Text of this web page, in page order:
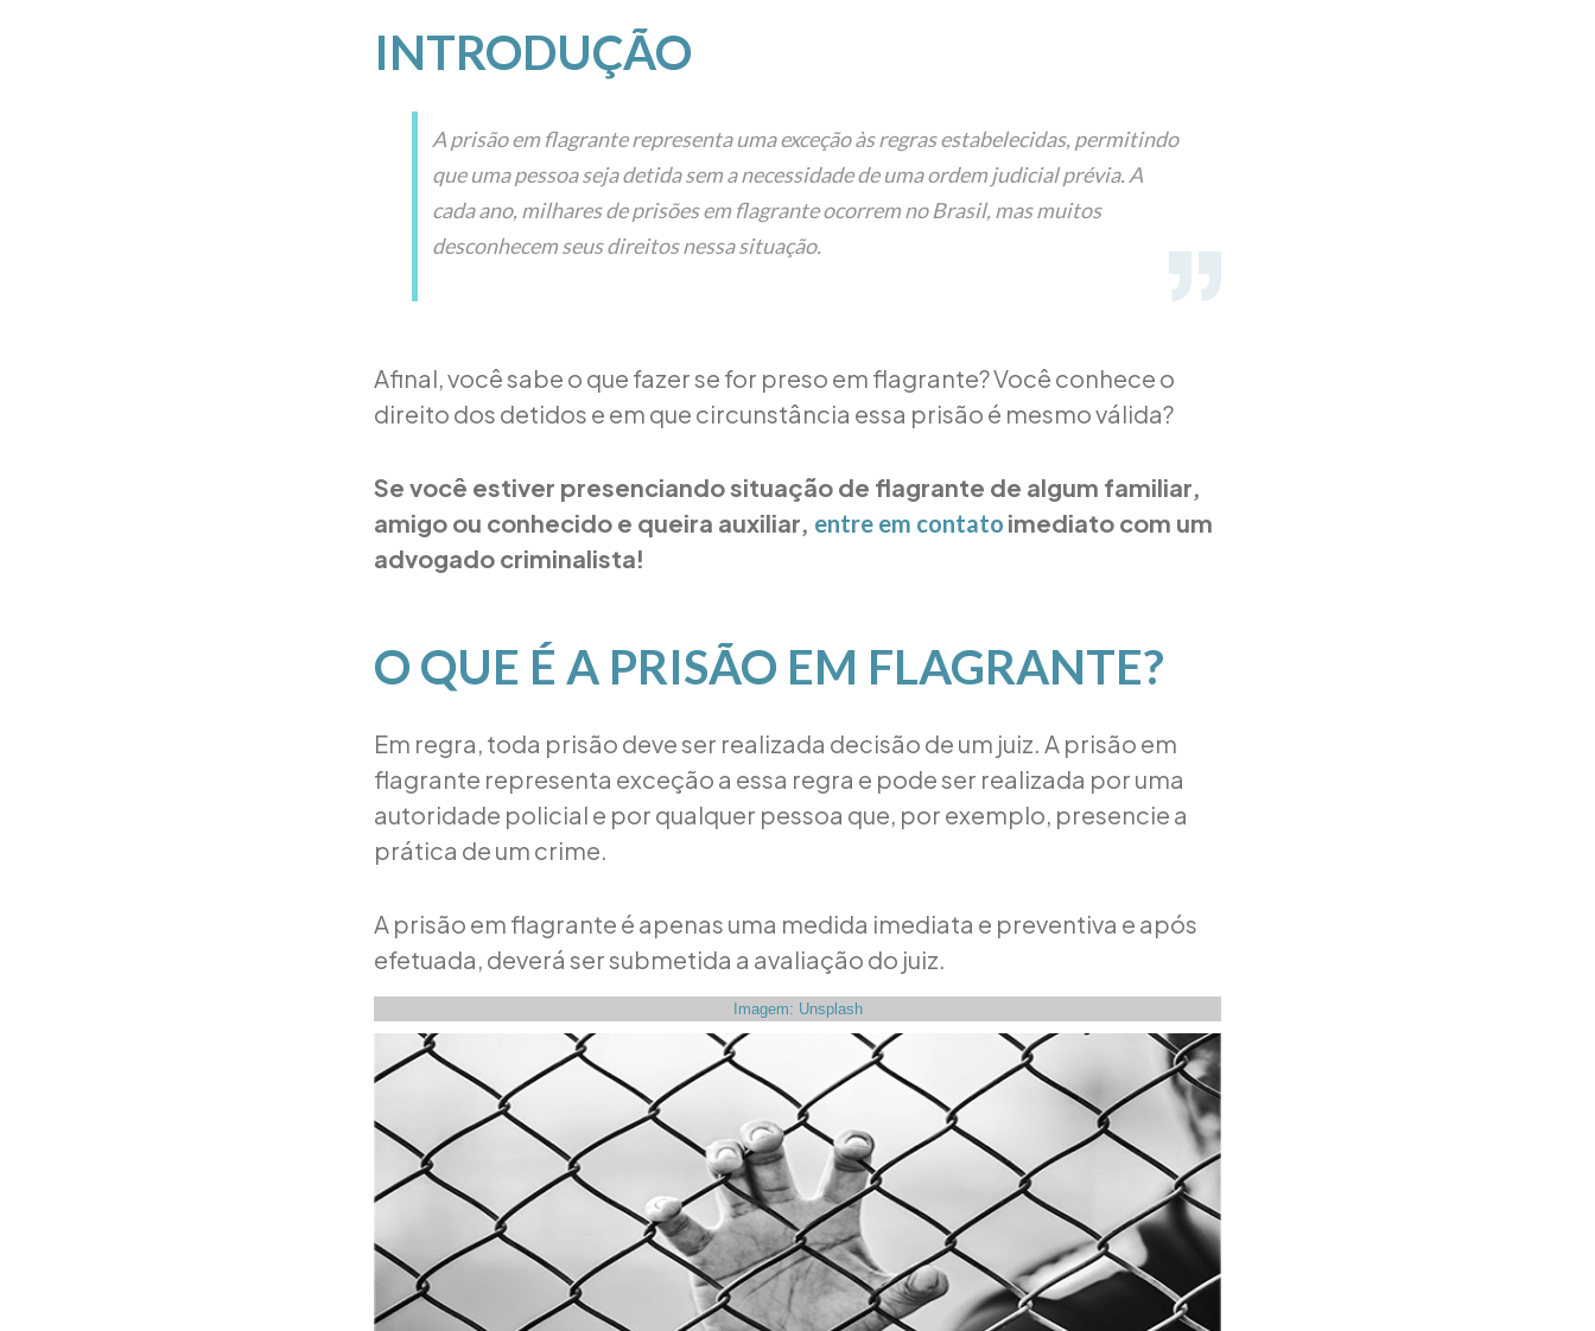
INTRODUÇÃO
A prisão em flagrante representa uma exceção às regras estabelecidas, permitindo
que uma pessoa seja detida sem a necessidade de uma ordem judicial prévia. A
cada ano, milhares de prisões em flagrante ocorrem no Brasil, mas muitos
desconhecem seus direitos nessa situação.
Afinal, você sabe o que fazer se for preso em flagrante? Você conhece o
direito dos detidos e em que circunstância essa prisão é mesmo válida?
Se você estiver presenciando situação de flagrante de algum familiar,
amigo ou conhecido e queira auxiliar, entre em contato imediato com um
advogado criminalista!
O QUE É A PRISÃO EM FLAGRANTE?
Em regra, toda prisão deve ser realizada decisão de um juiz. A prisão em
flagrante representa exceção a essa regra e pode ser realizada por uma
autoridade policial e por qualquer pessoa que, por exemplo, presencie a
prática de um crime.
A prisão em flagrante é apenas uma medida imediata e preventiva e após
efetuada, deverá ser submetida a avaliação do juiz.
Imagem: Unsplash